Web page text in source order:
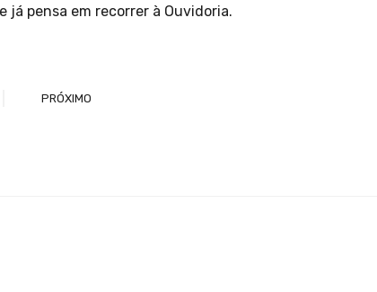
já pensa em recorrer à Ouvidoria.
PRÓXIMO